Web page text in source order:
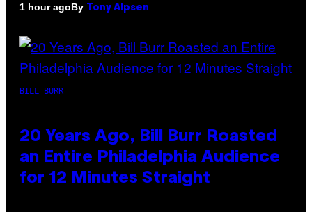
1 hour agoBy Tony Alpsen
BILL BURR
20 Years Ago, Bill Burr Roasted
an Entire Philadelphia Audience
for 12 Minutes Straight